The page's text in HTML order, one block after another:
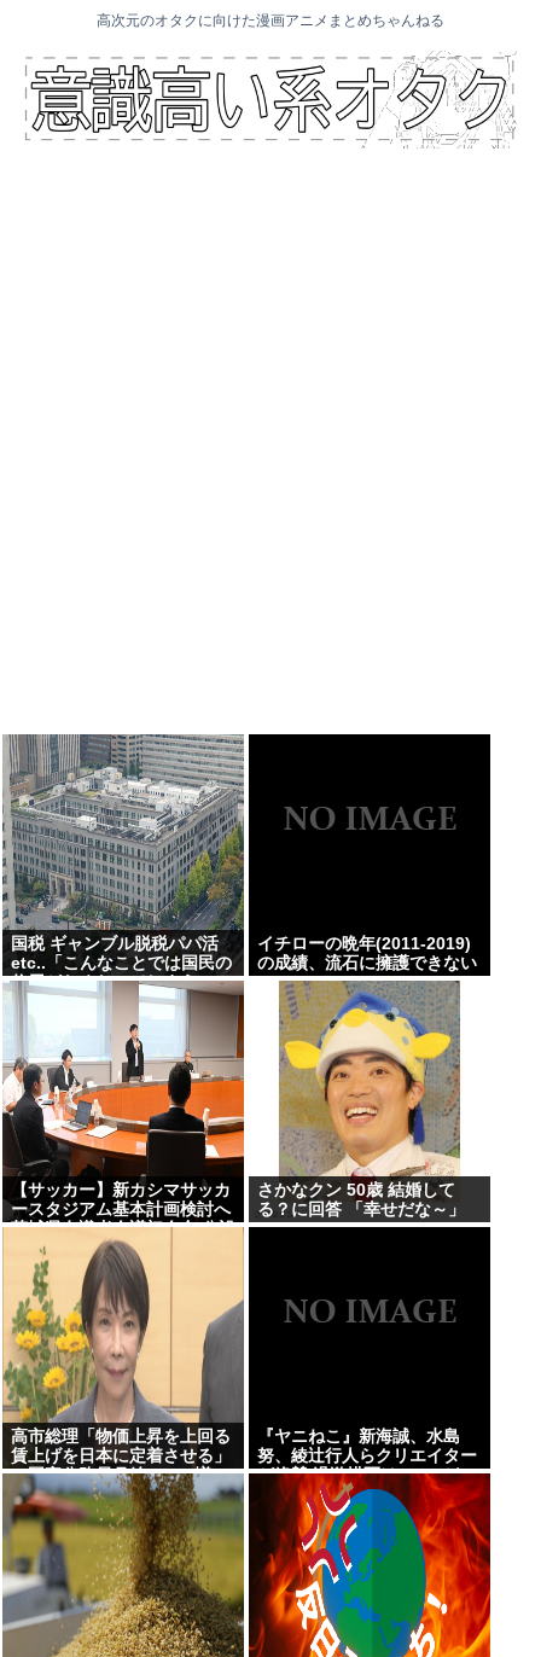
高次元のオタクに向けた漫画アニメまとめちゃんねる
国税 ギャンブル脱税パパ活
etc..「こんなことでは国民の
信用がなくなってしまう」
イチローの晩年(2011-2019)
の成績、流石に擁護できない
www
【サッカー】新カシマサッカ
ースタジアム基本計画検討へ
茨城県有識者会議初会合 公設
民営で整備方針
さかなクン 50歳 結婚して
る？に回答 「幸せだな～」
高市総理「物価上昇を上回る
賃上げを日本に定着させる」
→国家公務員月給3.51%増へ
人事院の勧告を受け
『ヤニねこ』新海誠、水島
努、綾辻行人らクリエイター
が絶賛 過激描写はBPOでも
議論に